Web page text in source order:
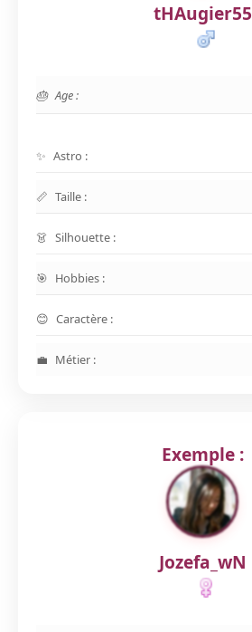
tHAugier55
Age :
Astro :
Taille :
Silhouette :
Hobbies :
Caractère :
Métier :
Exemple :
Jozefa_wN